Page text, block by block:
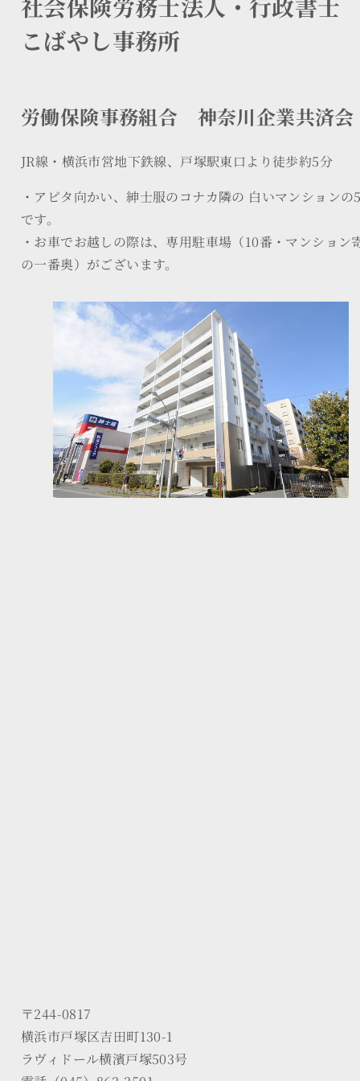
社会保険労務士法人・行政書
こばやし事務所
労働保険事務組合 神奈川企業共済会
JR線・横浜市営地下鉄線、戸塚駅東口より徒歩約5分
・アピタ向かい、紳士服のコナカ隣の 白いマンションの
です。
・お車でお越しの際は、専用駐車場（10番・マンション
の一番奥）がございます。
〒244-0817
横浜市戸塚区吉田町130-1
ラヴィドール横濱戸塚503号